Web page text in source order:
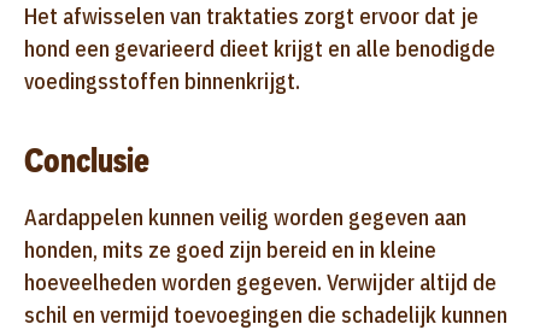
Het afwisselen van traktaties zorgt ervoor dat je
hond een gevarieerd dieet krijgt en alle benodigde
voedingsstoffen binnenkrijgt.
Conclusie
Aardappelen kunnen veilig worden gegeven aan
honden, mits ze goed zijn bereid en in kleine
hoeveelheden worden gegeven. Verwijder altijd de
schil en vermijd toevoegingen die schadelijk kunnen